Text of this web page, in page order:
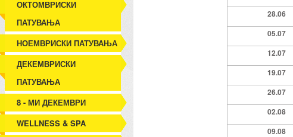
ОКТОМВРИСКИ
ПАТУВАЊА
НОЕМВРИСКИ ПАТУВАЊА
ДЕКЕМВРИСКИ
ПАТУВАЊА
8 - МИ ДЕКЕМВРИ
WELLNESS & SPA
28.06
05.07
12.07
19.07
26.07
02.08
09.08